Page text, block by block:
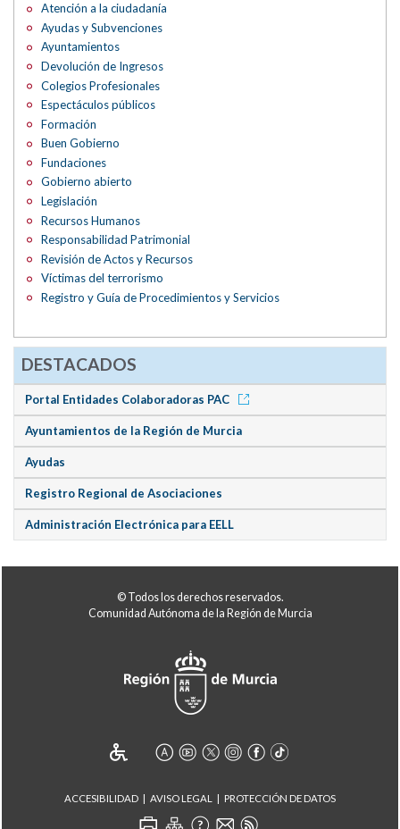
Atención a la ciudadanía
Ayudas y Subvenciones
Ayuntamientos
Devolución de Ingresos
Colegios Profesionales
Espectáculos públicos
Formación
Buen Gobierno
Fundaciones
Gobierno abierto
Legislación
Recursos Humanos
Responsabilidad Patrimonial
Revisión de Actos y Recursos
Víctimas del terrorismo
Registro y Guía de Procedimientos y Servicios
DESTACADOS
Portal Entidades Colaboradoras PAC
Ayuntamientos de la Región de Murcia
Ayudas
Registro Regional de Asociaciones
Administración Electrónica para EELL
© Todos los derechos reservados.
Comunidad Autónoma de la Región de Murcia
ACCESIBILIDAD AVISO LEGAL PROTECCIÓN DE DATOS